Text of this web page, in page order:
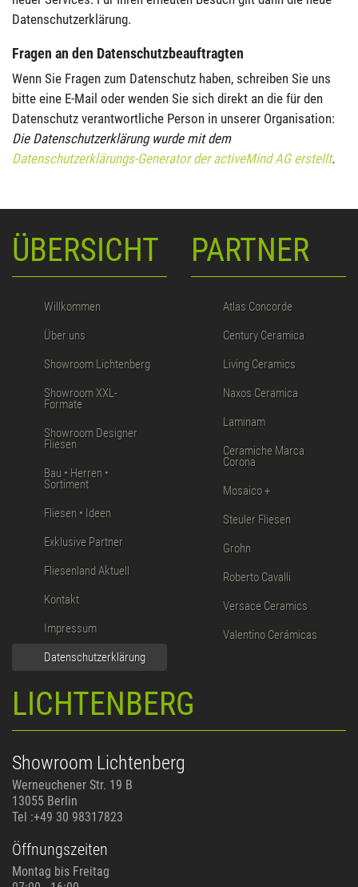
Datenschutzerklärung.
Fragen an den Datenschutzbeauftragten
Wenn Sie Fragen zum Datenschutz haben, schreiben Sie uns
bitte eine E-Mail oder wenden Sie sich direkt an die für den
Datenschutz verantwortliche Person in unserer Organisation:
Die Datenschutzerklärung wurde mit dem
Datenschutzerklärungs-Generator der activeMind AG erstellt.
ÜBERSICHT
Willkommen
Über uns
Showroom Lichtenberg
Showroom XXL-
Formate
Showroom Designer
Fliesen
Bau • Herren •
Sortiment
Fliesen • Ideen
Exklusive Partner
Fliesenland Aktuell
Kontakt
Impressum
Datenschutzerklärung
PARTNER
Atlas Concorde
Century Ceramica
Living Ceramics
Naxos Ceramica
Laminam
Ceramiche Marca
Corona
Mosaico +
Steuler Fliesen
Grohn
Roberto Cavalli
Versace Ceramics
Valentino Cerámicas
LICHTENBERG
Showroom Lichtenberg
Werneuchener Str. 19 B
13055 Berlin
Tel :+49 30 98317823
Öffnungszeiten
Montag bis Freitag